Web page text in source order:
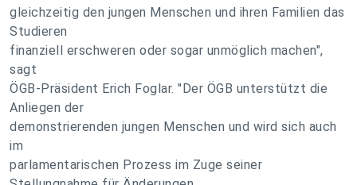
gleichzeitig den jungen Menschen und ihren Familien das
Studieren
finanziell erschweren oder sogar unmöglich machen",
sagt
ÖGB-Präsident Erich Foglar. "Der ÖGB unterstützt die
Anliegen der
demonstrierenden jungen Menschen und wird sich auch
im
parlamentarischen Prozess im Zuge seiner